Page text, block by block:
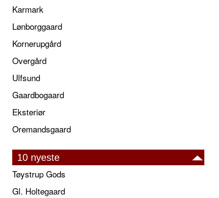
Karmark
Lønborggaard
Kornerupgård
Overgård
Ulfsund
Gaardbogaard
Eksteriør
Oremandsgaard
10 nyeste
Tøystrup Gods
Gl. Holtegaard